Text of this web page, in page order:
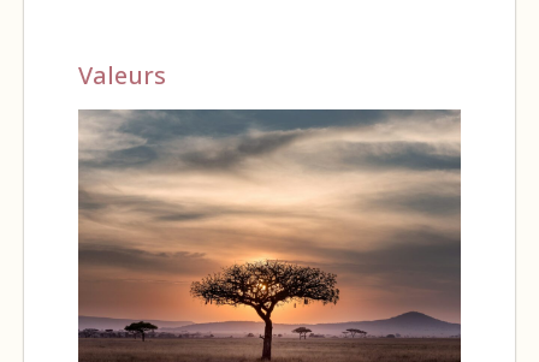
Valeurs